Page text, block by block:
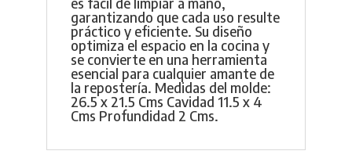
garantizando que cada uso resulte
práctico y eficiente. Su diseño
optimiza el espacio en la cocina y
se convierte en una herramienta
esencial para cualquier amante de
la repostería. Medidas del molde:
26.5 x 21.5 Cms Cavidad 11.5 x 4
Cms Profundidad 2 Cms.